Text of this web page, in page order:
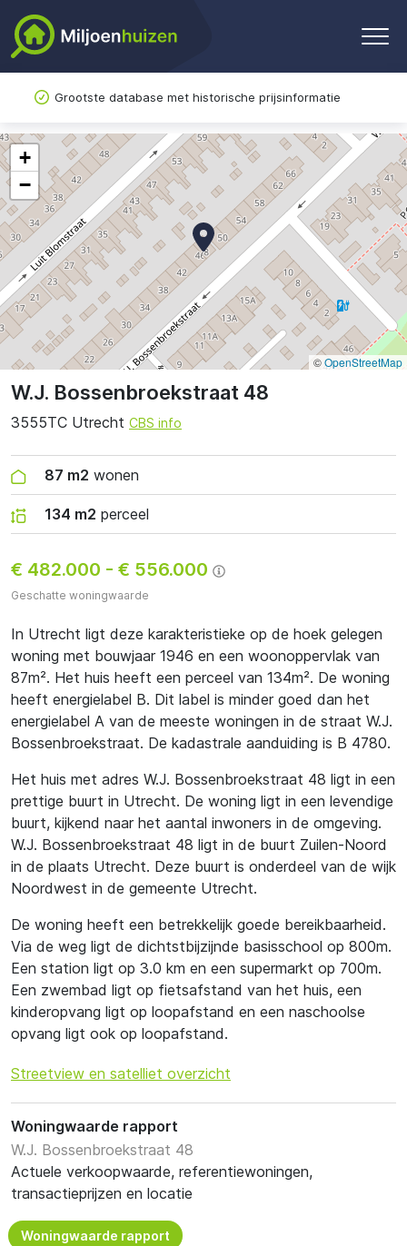
Grootste database met historische prijsinformatie
W.J. Bossenbroekstraat 48
3555TC Utrecht CBS info
87 m2 wonen
134 m2 perceel
€ 482.000 - € 556.000
Geschatte woningwaarde
In Utrecht ligt deze karakteristieke op de hoek gelegen
woning met bouwjaar 1946 en een woonoppervlak van
87m². Het huis heeft een perceel van 134m². De woning
heeft energielabel B. Dit label is minder goed dan het
energielabel A van de meeste woningen in de straat W.J.
Bossenbroekstraat. De kadastrale aanduiding is B 4780.
Het huis met adres W.J. Bossenbroekstraat 48 ligt in een
prettige buurt in Utrecht. De woning ligt in een levendige
buurt, kijkend naar het aantal inwoners in de omgeving.
W.J. Bossenbroekstraat 48 ligt in de buurt Zuilen-Noord
in de plaats Utrecht. Deze buurt is onderdeel van de wijk
Noordwest in de gemeente Utrecht.
De woning heeft een betrekkelijk goede bereikbaarheid.
Via de weg ligt de dichtstbijzijnde basisschool op 800m.
Een station ligt op 3.0 km en een supermarkt op 700m.
Een zwembad ligt op fietsafstand van het huis, een
kinderopvang ligt op loopafstand en een naschoolse
opvang ligt ook op loopafstand.
Streetview en satelliet overzicht
Woningwaarde rapport
W.J. Bossenbroekstraat 48
Actuele verkoopwaarde, referentiewoningen,
transactieprijzen en locatie
Woningwaarde rapport
+
−
©OpenStreetMap